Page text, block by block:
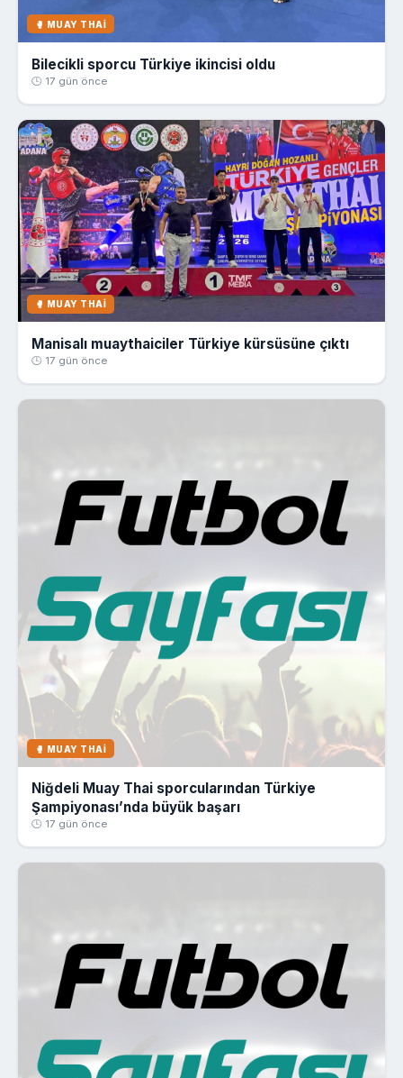
🥊 MUAY THAI
Bilecikli sporcu Türkiye ikincisi oldu
🕒 17 gün önce
🥊 MUAY THAI
Manisalı muaythaiciler Türkiye kürsüsüne çıktı
🕒 17 gün önce
🥊 MUAY THAI
Niğdeli Muay Thai sporcularından Türkiye
Şampiyonası’nda büyük başarı
🕒 17 gün önce